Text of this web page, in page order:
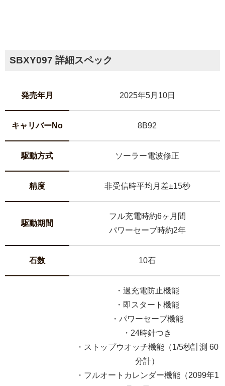
SBXY097 詳細スペック
発売年月 2025年5月10日
キャリバーNo 8B92
駆動方式 ソーラー電波修正
精度 非受信時平均月差±15秒
駆動期間
フル充電時約6ヶ月間
パワーセーブ時約2年
石数 10石
・過充電防止機能
・即スタート機能
・パワーセーブ機能
・24時針つき
・ストップウオッチ機能（1/5秒計測 60
分計）
・フルオートカレンダー機能（2099年1